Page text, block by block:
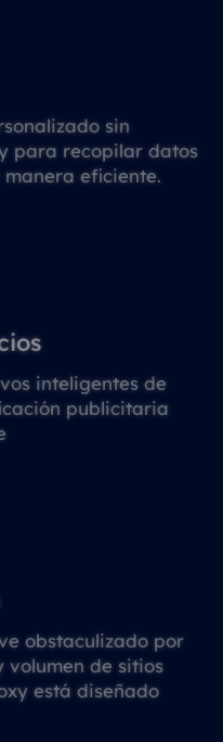
sin
para recopilar datos
eficiente.
inteligentes de
publicitaria
obstaculizado por
volumen de sitios
está diseñado